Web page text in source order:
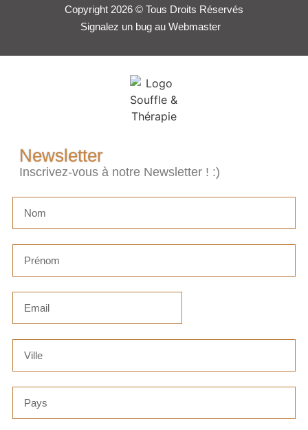
Copyright 2026 © Tous Droits Réservés
Signalez un bug au Webmaster
Newsletter
Inscrivez-vous à notre Newsletter ! :)